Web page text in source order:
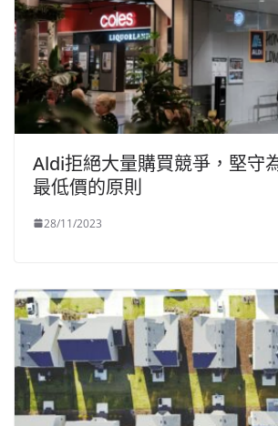
Aldi拒絕大量購買競爭，堅守
最低價的原則
28/11/2023